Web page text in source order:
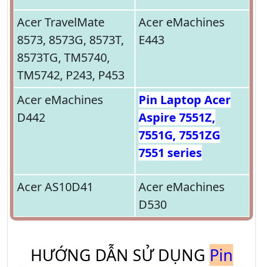
Acer TravelMate
8573, 8573G, 8573T,
8573TG, TM5740,
TM5742, P243, P453
Acer eMachines
E443
Acer eMachines
D442
Pin Laptop Acer
Aspire 7551Z,
7551G, 7551ZG
7551 series
Acer AS10D41
Acer eMachines
D530
HƯỚNG DẪN SỬ DỤNG Pin